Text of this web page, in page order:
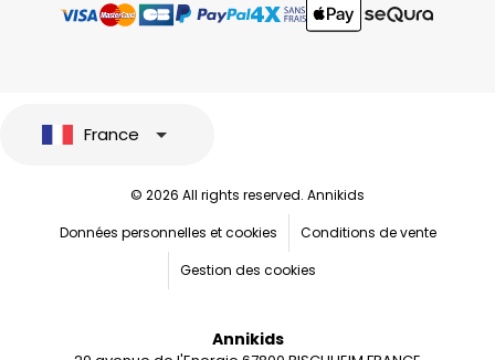
France
© 2026 All rights reserved. Annikids
Données personnelles et cookies
Conditions de vente
Gestion des cookies
Annikids